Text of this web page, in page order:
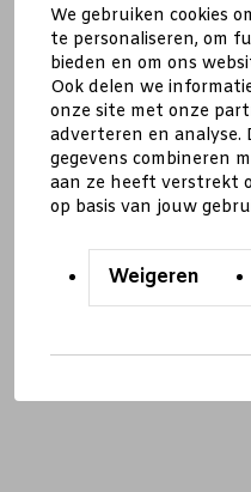
We gebruiken cookies
te personaliseren, om
bieden en om ons
Ook delen we
onze site met onze
adverteren en analyse.
gegevens combineren
aan ze heeft verstrekt
op basis van jouw
Weigeren